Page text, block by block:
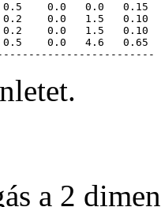
0.0   0.0   0.15
0.0   1.5   0.10
0.0   1.5   0.10
0.0   4.6   0.65
a 2